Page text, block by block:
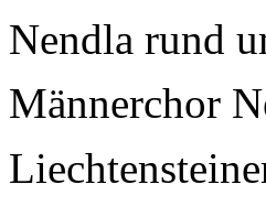
Nendla rund
Männerchor